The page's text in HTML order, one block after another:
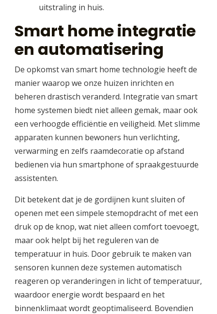
uitstraling in huis.
Smart home integratie
en automatisering
De opkomst van smart home technologie heeft de
manier waarop we onze huizen inrichten en
beheren drastisch veranderd. Integratie van smart
home systemen biedt niet alleen gemak, maar ook
een verhoogde efficiëntie en veiligheid. Met slimme
apparaten kunnen bewoners hun verlichting,
verwarming en zelfs raamdecoratie op afstand
bedienen via hun smartphone of spraakgestuurde
assistenten.
Dit betekent dat je de gordijnen kunt sluiten of
openen met een simpele stemopdracht of met een
druk op de knop, wat niet alleen comfort toevoegt,
maar ook helpt bij het reguleren van de
temperatuur in huis. Door gebruik te maken van
sensoren kunnen deze systemen automatisch
reageren op veranderingen in licht of temperatuur,
waardoor energie wordt bespaard en het
binnenklimaat wordt geoptimaliseerd. Bovendien